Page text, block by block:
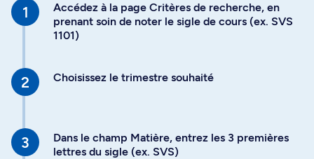
Accédez à la page Critères de recherche, en
prenant soin de noter le sigle de cours (ex. SVS
1101)
Choisissez le trimestre souhaité
Dans le champ Matière, entrez les 3 premières
lettres du sigle (ex. SVS)